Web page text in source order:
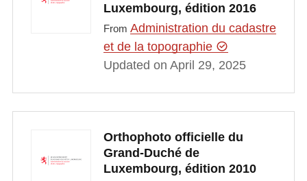
Luxembourg, édition 2016
From Administration du cadastre
et de la topographie
Updated on April 29, 2025
Orthophoto officielle du
Grand-Duché de
Luxembourg, édition 2010